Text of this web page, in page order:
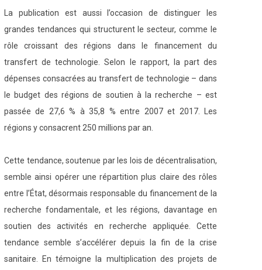
La publication est aussi l’occasion de distinguer les
grandes tendances qui structurent le secteur, comme le
rôle croissant des régions dans le financement du
transfert de technologie. Selon le rapport, la part des
dépenses consacrées au transfert de technologie – dans
le budget des régions de soutien à la recherche – est
passée de 27,6 % à 35,8 % entre 2007 et 2017. Les
régions y consacrent 250 millions par an.
Cette tendance, soutenue par les lois de décentralisation,
semble ainsi opérer une répartition plus claire des rôles
entre l’État, désormais responsable du financement de la
recherche fondamentale, et les régions, davantage en
soutien des activités en recherche appliquée. Cette
tendance semble s’accélérer depuis la fin de la crise
sanitaire. En témoigne la multiplication des projets de